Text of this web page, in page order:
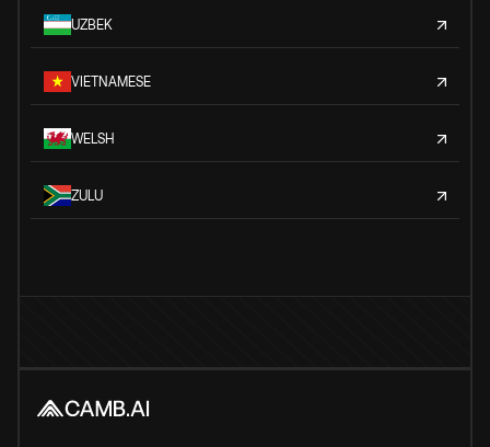
UZBEK
VIETNAMESE
WELSH
ZULU